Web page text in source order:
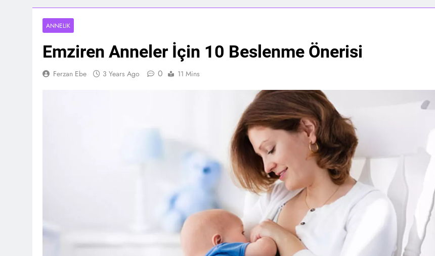
ANNELIK
Emziren Anneler İçin 10 Beslenme Önerisi
Ferzan Ebe 3 Years Ago 0 11 Mins